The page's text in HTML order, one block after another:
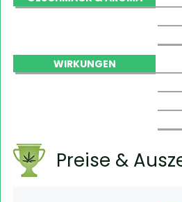
WIRKUNGEN
Preise &